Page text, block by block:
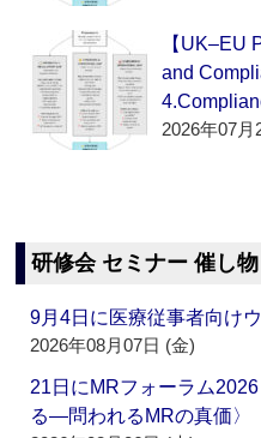
【UK–EU
and
2026年07月
研修会 セミナー 催し物
9月4日に医療従事者向け
2026年08月07日 (金)
21日にMRフォーラム
る―問われるMRの真価